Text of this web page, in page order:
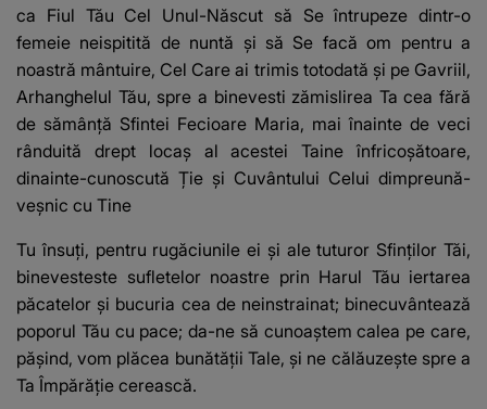
ca Fiul Tău Cel Unul-Născut să Se întrupeze dintr-o
femeie neispitită de nuntă și să Se facă om pentru a
noastră mântuire, Cel Care ai trimis totodată și pe Gavriil,
Arhanghelul Tău, spre a binevesti zămislirea Ta cea fără
de sămânță Sfintei Fecioare Maria, mai înainte de veci
rânduită drept locaș al acestei Taine înfricoșătoare,
dinainte-cunoscută Ție și Cuvântului Celui dimpreună-
veșnic cu Tine
Tu însuți, pentru rugăciunile ei și ale tuturor Sfinților Tăi,
binevesteste sufletelor noastre prin Harul Tău iertarea
păcatelor și bucuria cea de neinstrainat; binecuvântează
poporul Tău cu pace; da-ne să cunoaștem calea pe care,
pășind, vom plăcea bunătății Tale, și ne călăuzește spre a
Ta Împărăție cerească.